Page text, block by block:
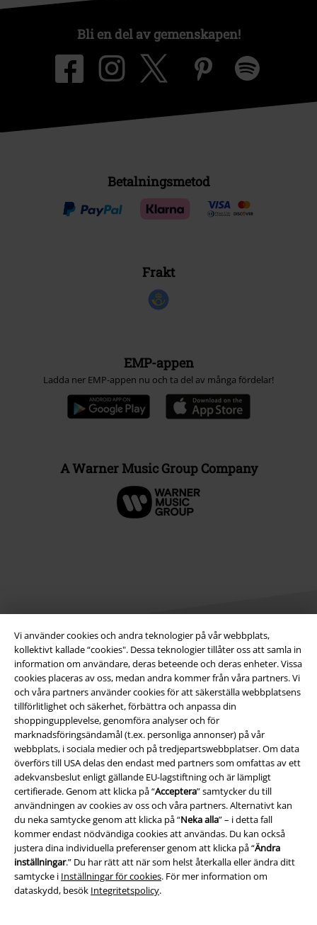
Vi använder cookies och andra teknologier på vår webbplats,
kollektivt kallade “cookies". Dessa teknologier tillåter oss att samla in
information om användare, deras beteende och deras enheter. Vissa
cookies placeras av oss, medan andra kommer från våra partners. Vi
och våra partners använder cookies för att säkerställa webbplatsens
tillförlitlighet och säkerhet, förbättra och anpassa din
shoppingupplevelse, genomföra analyser och för
marknadsföringsändamål (t.ex. personliga annonser) på vår
webbplats, i sociala medier och på tredjepartswebbplatser. Om data
överförs till USA delas den endast med partners som omfattas av ett
adekvansbeslut enligt gällande EU-lagstiftning och är lämpligt
certifierade. Genom att klicka på “Acceptera” samtycker du till
användningen av cookies av oss och våra partners. Alternativt kan
du neka samtycke genom att klicka på “Neka alla” – i detta fall
kommer endast nödvändiga cookies att användas. Du kan också
justera dina individuella preferenser genom att klicka på “Ändra
inställningar.” Du har rätt att när som helst återkalla eller ändra ditt
samtycke i Inställningar för cookies. För mer information om
dataskydd, besök Integritetspolicy.
Bli en del av gemenskapen!
Betalningsmetod
Frakt
EMP-appen
Ladda ner EMP-appen nu och ta del av många fördelar!
A Warner Music Group Company
Juridisk information/Villkor
Villkor
Om oss
Ladda ner villkoren
Avfallshantering och miljöskydd
Försäkran om överensstämmelse
Information om tillgänglighet
Inställningar för cookies